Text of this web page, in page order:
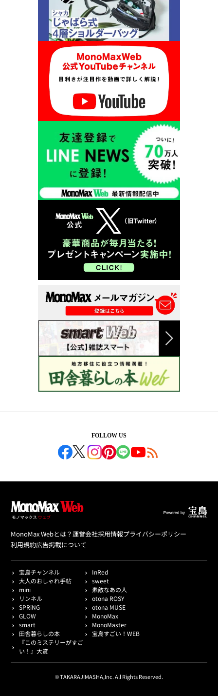
FOLLOW US
MonoMax Webとは？運営会社採用情報プライバシーポリシー
利用規約広告掲載について
宝島チャンネル
InRed
大人のおしゃれ手帖
sweet
mini
素敵なあの人
リンネル
otona ROSY
SPRiNG
otona MUSE
GLOW
MonoMax
smart
MonoMaster
田舎暮らしの本
宝島すごい！WEB
『このミステリーがすご
い！』大賞
© TAKARAJIMASHA,Inc. All Rights Reserved.